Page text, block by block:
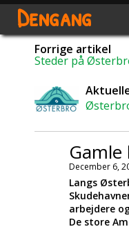
Dengang
Forrige artikel
Steder på
December 6,
Langs
arbejdere
De store